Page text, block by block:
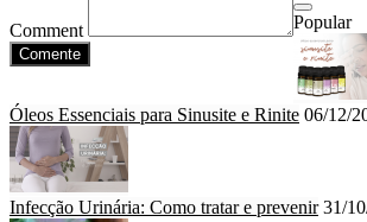
Comment
Comente
Popular
Óleos Essenciais para Sinusite e Rinite 06/12/
Infecção Urinária: Como tratar e prevenir 31/